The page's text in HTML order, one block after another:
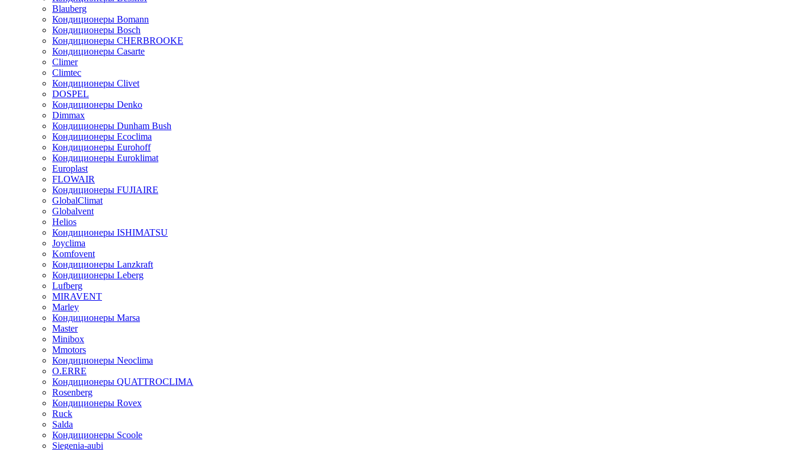
Blauberg
Кондиционеры Bomann
Кондиционеры Bosch
Кондиционеры CHERBROOKE
Кондиционеры Casarte
Climer
Climtec
Кондиционеры Clivet
DOSPEL
Кондиционеры Denko
Dimmax
Кондиционеры Dunham Bush
Кондиционеры Ecoclima
Кондиционеры Eurohoff
Кондиционеры Euroklimat
Europlast
FLOWAIR
Кондиционеры FUJIAIRE
GlobalClimat
Globalvent
Helios
Кондиционеры ISHIMATSU
Joyclima
Komfovent
Кондиционеры Lanzkraft
Кондиционеры Leberg
Lufberg
MIRAVENT
Marley
Кондиционеры Marsa
Master
Minibox
Mmotors
Кондиционеры Neoclima
O.ERRE
Кондиционеры QUATTROCLIMA
Rosenberg
Кондиционеры Rovex
Ruck
Salda
Кондиционеры Scoole
Siegenia-aubi